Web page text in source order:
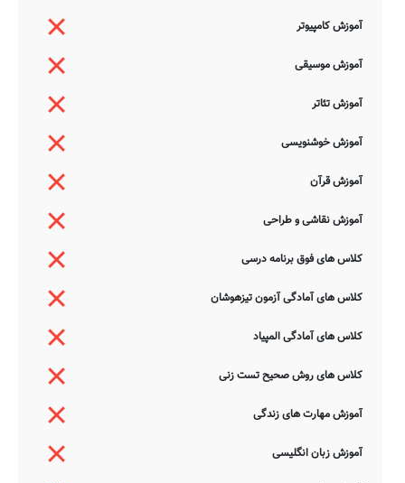
آموزش کامپیوتر
آموزش موسیقی
آموزش تئاتر
آموزش خوشنویسی
آموزش قرآن
آموزش نقاشی و طراحی
کلاس های فوق برنامه درسی
کلاس های آمادگی آزمون تیزهوشان
کلاس های آمادگی المپیاد
کلاس های روش صحیح تست زنی
آموزش مهارت های زندگی
آموزش زبان انگلیسی